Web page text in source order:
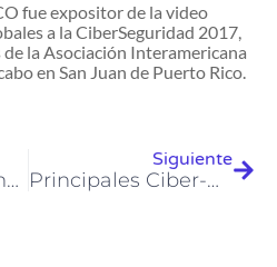
fue expositor de la video
a la CiberSeguridad 2017,
la Asociación Interamericana
en San Juan de Puerto Rico.
PRNoticiasPanama.com: RISCCO muestra su punto de vista para mantener una vida digital saludable
Siguiente
Principales Ciber-Amenazas para el 2017